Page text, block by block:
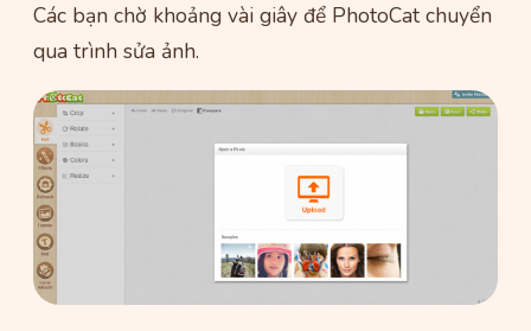
Các bạn chờ khoảng vài giây để PhotoCat chuyển
qua trình sửa ảnh.